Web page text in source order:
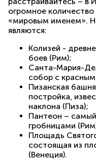
огромное
«мировым именем».
являются:
Колизей -
боев (Рим);
Санта-Мария-
собор с
Пизанская
постройка,
наклона (Пиза);
Пантеон –
гробницами
Площадь
состоящая из
(Венеция).